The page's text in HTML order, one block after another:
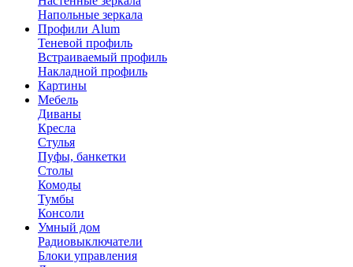
Напольные зеркала
Профили Alum
Теневой профиль
Встраиваемый профиль
Накладной профиль
Картины
Мебель
Диваны
Кресла
Стулья
Пуфы, банкетки
Столы
Комоды
Тумбы
Консоли
Умный дом
Радиовыключатели
Блоки управления